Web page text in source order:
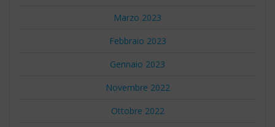
Marzo 2023
Febbraio 2023
Gennaio 2023
Novembre 2022
Ottobre 2022